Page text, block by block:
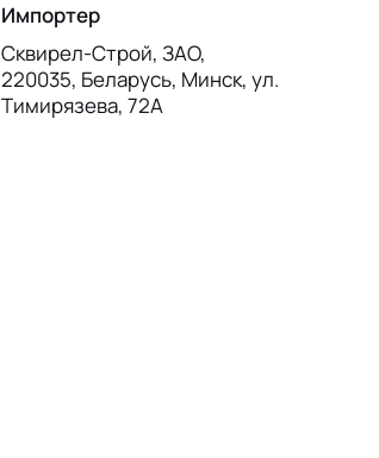
Импортер
Сквирел-Строй, ЗАО,
220035, Беларусь, Минск, ул.
Тимирязева, 72А